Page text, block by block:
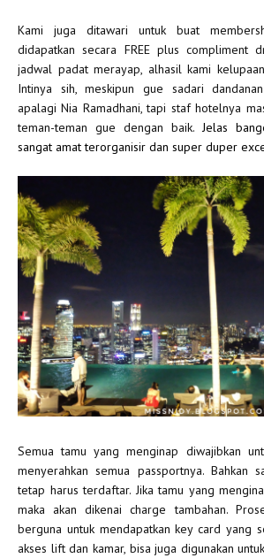
Kami juga ditawari untuk buat
didapatkan secara FREE plus compliment
jadwal padat merayap, alhasil kami
Intinya sih, meskipun gue sadari
apalagi Nia Ramadhani, tapi staf hotelnya
teman-teman gue dengan baik.Jelas
sangat amat terorganisir dan super duper
Semua tamu yang menginap diwajibkan
menyerahkan semua passportnya. Bahkan
tetap harus terdaftar. Jika tamu yang
maka akan dikenai charge tambahan.
berguna untuk mendapatkan key card yang
akses lift dan kamar, bisa juga digunakan